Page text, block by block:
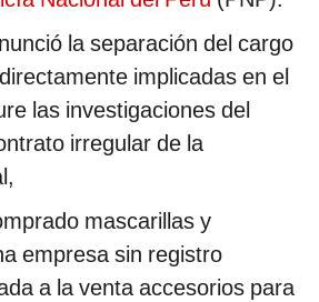
la separación del cargo
implicadas en el
las investigaciones del
irregular de la
mascarillas y
empresa sin registro
a la venta accesorios para